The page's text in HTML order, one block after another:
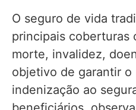
O seguro de vida
principais coberturas
morte, invalidez,
objetivo de garantir o
indenização ao